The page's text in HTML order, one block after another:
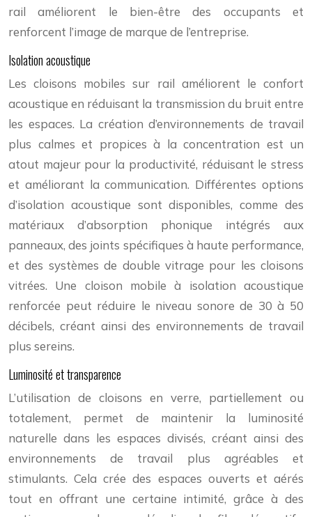
rail améliorent le bien-être des occupants et
renforcent l’image de marque de l’entreprise.
Isolation acoustique
Les cloisons mobiles sur rail améliorent le confort
acoustique en réduisant la transmission du bruit entre
les espaces. La création d’environnements de travail
plus calmes et propices à la concentration est un
atout majeur pour la productivité, réduisant le stress
et améliorant la communication. Différentes options
d’isolation acoustique sont disponibles, comme des
matériaux d’absorption phonique intégrés aux
panneaux, des joints spécifiques à haute performance,
et des systèmes de double vitrage pour les cloisons
vitrées. Une cloison mobile à isolation acoustique
renforcée peut réduire le niveau sonore de 30 à 50
décibels, créant ainsi des environnements de travail
plus sereins.
Luminosité et transparence
L’utilisation de cloisons en verre, partiellement ou
totalement, permet de maintenir la luminosité
naturelle dans les espaces divisés, créant ainsi des
environnements de travail plus agréables et
stimulants. Cela crée des espaces ouverts et aérés
tout en offrant une certaine intimité, grâce à des